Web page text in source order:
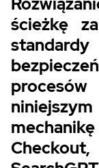
ścieżkę